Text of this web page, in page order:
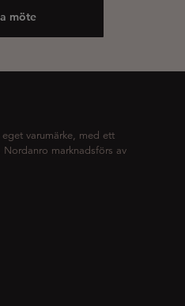
möte
varumärke, med ett
marknadsförs av